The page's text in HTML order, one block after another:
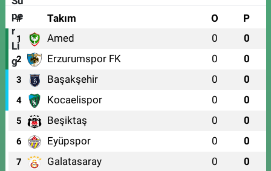
# Takım O P
1 Amed 0 0
2 Erzurumspor FK 0 0
3 Başakşehir 0 0
4 Kocaelispor 0 0
5 Beşiktaş 0 0
6 Eyüpspor 0 0
7 Galatasaray 0 0